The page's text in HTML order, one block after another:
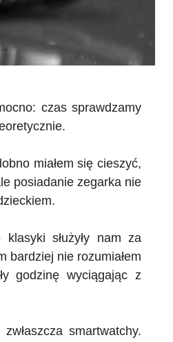
czas sprawdzamy
miałem się cieszyć,
posiadanie zegarka nie
służyły nam za
bardziej nie rozumiałem
godzinę wyciągając z
smartwatchy.